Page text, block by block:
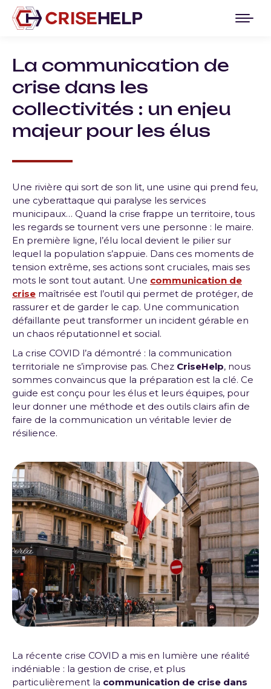
La communication de
crise dans les
collectivités : un enjeu
majeur pour les élus
Une rivière qui sort de son lit, une usine qui prend feu,
une cyberattaque qui paralyse les services
municipaux… Quand la crise frappe un territoire, tous
les regards se tournent vers une personne : le maire.
En première ligne, l’élu local devient le pilier sur
lequel la population s’appuie. Dans ces moments de
tension extrême, ses actions sont cruciales, mais ses
mots le sont tout autant. Une communication de
crise maîtrisée est l’outil qui permet de protéger, de
rassurer et de garder le cap. Une communication
défaillante peut transformer un incident gérable en
un chaos réputationnel et social.
La crise COVID l’a démontré : la communication
territoriale ne s’improvise pas. Chez CriseHelp, nous
sommes convaincus que la préparation est la clé. Ce
guide est conçu pour les élus et leurs équipes, pour
leur donner une méthode et des outils clairs afin de
faire de la communication un véritable levier de
résilience.
La récente crise COVID a mis en lumière une réalité
indéniable : la gestion de crise, et plus
particulièrement la communication de crise dans